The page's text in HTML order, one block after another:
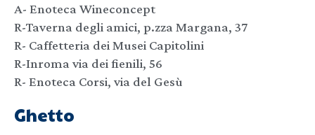
A- Enoteca Wineconcept
R-Taverna degli amici, p.zza Margana, 37
R- Caffetteria dei Musei Capitolini
R-Inroma via dei fienili, 56
R- Enoteca Corsi, via del Gesù
Ghetto